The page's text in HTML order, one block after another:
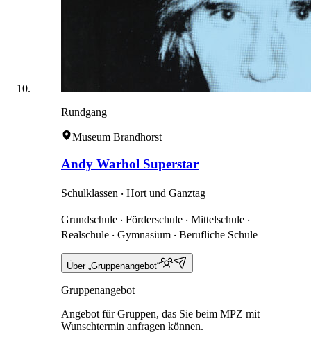
Rundgang
Museum Brandhorst
Andy Warhol Superstar
Schulklassen ‧ Hort und Ganztag
Grundschule ‧ Förderschule ‧ Mittelschule ‧
Realschule ‧ Gymnasium ‧ Berufliche Schule
Über „Gruppenangebot“
Gruppenangebot
Angebot für Gruppen, das Sie beim MPZ mit
Wunschtermin anfragen können.